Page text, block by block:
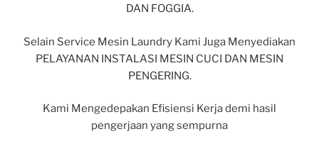
DAN FOGGIA.
Selain Service Mesin Laundry Kami Juga Menyediakan
PELAYANAN INSTALASI MESIN CUCI DAN MESIN
PENGERING.
Kami Mengedepakan Efisiensi Kerja demi hasil
pengerjaan yang sempurna